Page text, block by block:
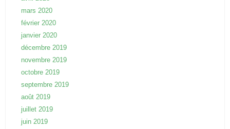
mars 2020
février 2020
janvier 2020
décembre 2019
novembre 2019
octobre 2019
septembre 2019
août 2019
juillet 2019
juin 2019